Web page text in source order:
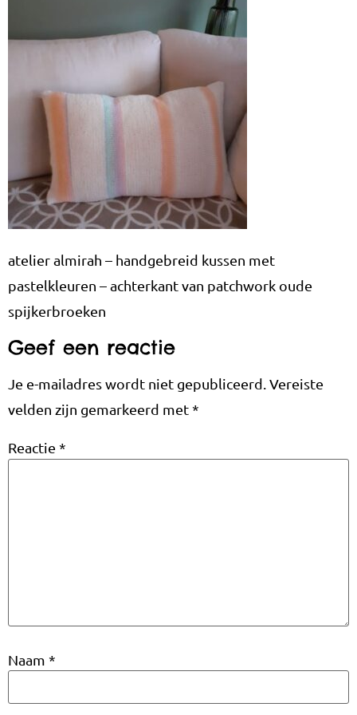
atelier almirah – handgebreid kussen met
pastelkleuren – achterkant van patchwork oude
spijkerbroeken
Geef een reactie
Je e-mailadres wordt niet gepubliceerd. Vereiste
velden zijn gemarkeerd met*
Reactie *
Naam *